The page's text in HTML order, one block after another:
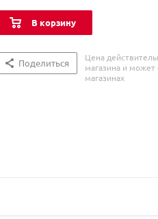
В корзину
Поделиться
Цена
магазина и может
магазинах